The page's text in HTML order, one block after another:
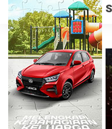
203,93 Juta Liter Air